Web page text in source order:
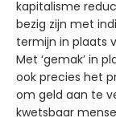
kapitalisme
bezig zijn met
termijn in plaats
Met ‘gemak’ in
ook precies het
om geld aan te
kwetsbaar